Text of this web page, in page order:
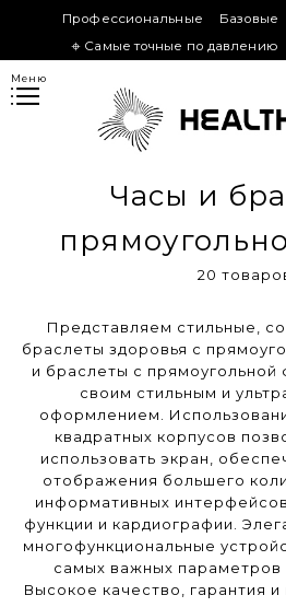
Профессиональные Базовые
𖦏 Самые точные по давлению
Меню
Часы и
20
Представляем стильные,
браслеты здоровья с
и браслеты с
своим стильным и
оформлением.
квадратных корпусов
использовать экран,
отображения большего
информативных
функции и кардиографии.
многофункциональные
самых важных параметров
Высокое качество, гарантия